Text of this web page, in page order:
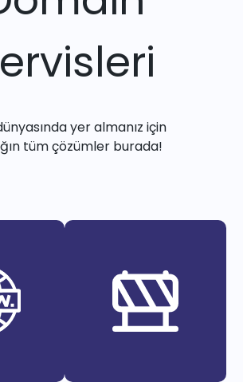
yer almanız için
tüm çözümler burada!